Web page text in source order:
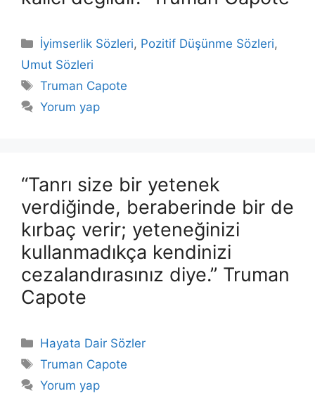
Kategoriler
İyimserlik Sözleri, Pozitif Düşünme Sözleri,
Umut Sözleri
Etiketler
Truman Capote
Yorum yap
“Tanrı size bir yetenek
verdiğinde, beraberinde bir de
kırbaç verir; yeteneğinizi
kullanmadıkça kendinizi
cezalandırasınız diye.” Truman
Capote
Kategoriler
Hayata Dair Sözler
Etiketler
Truman Capote
Yorum yap